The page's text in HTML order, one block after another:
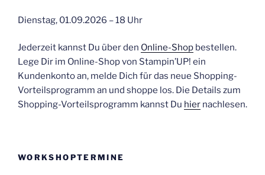
Dienstag, 01.09.2026 – 18 Uhr
Jederzeit kannst Du über den Online-Shop bestellen.
Lege Dir im Online-Shop von Stampin’UP! ein
Kundenkonto an, melde Dich für das neue Shopping-
Vorteilsprogramm an und shoppe los. Die Details zum
Shopping-Vorteilsprogramm kannst Du hier nachlesen.
WORKSHOPTERMINE